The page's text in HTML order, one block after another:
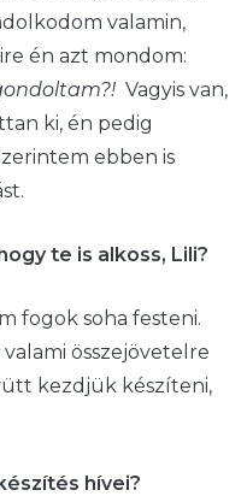
valamin,
én azt mondom:
Vagyis van,
ki, én pedig
ebben is
te is alkoss, Lili?
fogok soha festeni.
valami összejövetelre
kezdjük készíteni,
hívei?